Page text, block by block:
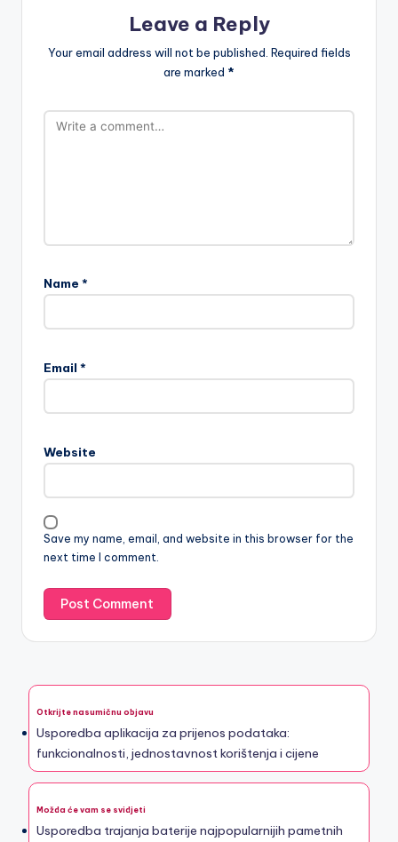
Leave a Reply
Your email address will not be published. Required fields
are marked *
Name *
Email *
Website
Save my name, email, and website in this browser for the
next time I comment.
Otkrijte nasumičnu objavu
Usporedba aplikacija za prijenos podataka:
funkcionalnosti, jednostavnost korištenja i cijene
Možda će vam se svidjeti
Usporedba trajanja baterije najpopularnijih pametnih